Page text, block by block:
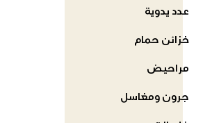
عدد يدوية
خزائن حمام
مراحيض
جرون ومغاسل